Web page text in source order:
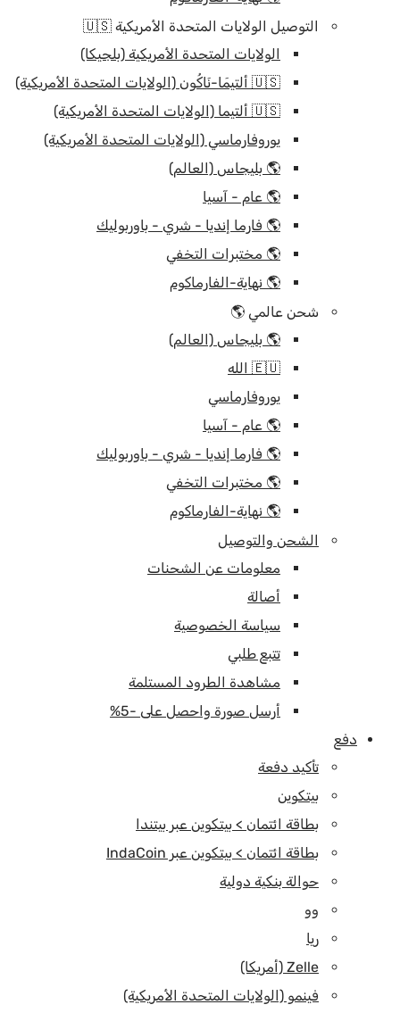
التوصيل الولايات المتحدة الأمريكية 🇺🇸
الولايات المتحدة الأمريكية (بلجيكا)
🇺🇸 ألتيمَا-نَاكُون (الولايات المتحدة الأمريكية)
🇺🇸 ألتيما (الولايات المتحدة الأمريكية)
يوروفارماسي (الولايات المتحدة الأمريكية)
🌎 بليجاس (العالم)
🌎 عام - آسيا
🌎 فارما إنديا - شري - باوربوليك
🌎 مختبرات التخفي
🌎 نهاية-الفارماكوم
شحن عالمي 🌎
🌎 بليجاس (العالم)
🇪🇺 الله
يوروفارماسي
🌎 عام - آسيا
🌎 فارما إنديا - شري - باوربوليك
🌎 مختبرات التخفي
🌎 نهاية-الفارماكوم
الشحن والتوصيل
معلومات عن الشحنات
أصالة
سياسة الخصوصية
تتبع طلبي
مشاهدة الطرود المستلمة
أرسل صورة واحصل على -5%
دفع
تأكيد دفعة
بيتكوين
بطاقة ائتمان > بيتكوين عبر بيتندا
بطاقة ائتمان > بيتكوين عبر IndaCoin
حوالة بنكية دولية
وو
ريا
Zelle (أمريكا)
فينمو (الولايات المتحدة الأمريكية)